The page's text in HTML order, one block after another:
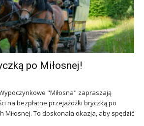
po Miłosnej!
"Miłosna" zapraszają
na bezpłatne przejażdżki bryczką po
Miłosnej. To doskonała okazja, aby spędzić